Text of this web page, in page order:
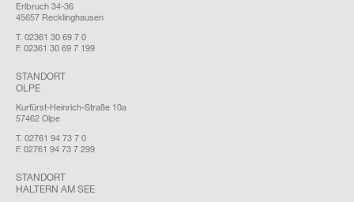
Erlbruch 34-36
45657 Recklinghausen
T. 02361 30 69 7 0
F. 02361 30 69 7 199
STANDORT
OLPE
Kurfürst-Heinrich-Straße 10a
57462 Olpe
T. 02761 94 73 7 0
F. 02761 94 73 7 299
STANDORT
HALTERN AM SEE